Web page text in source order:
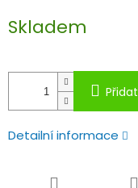
cena:
Skladem
Detailní informace